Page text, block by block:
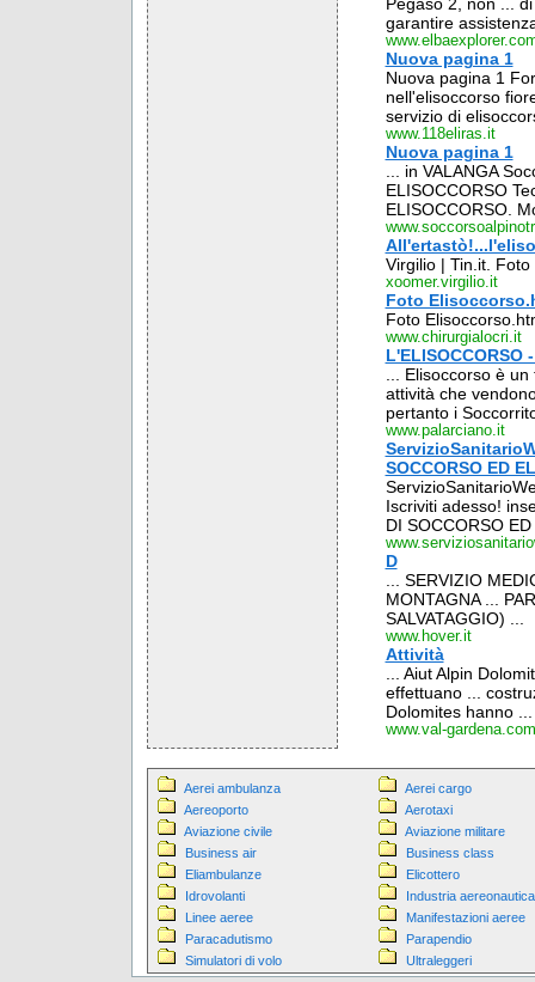
garantire
Nuova pagina 1
Nuova pagina 1
nell'elisoccorso
servizio di
www.118eliras.it
Nuova pagina 1
... in VALANGA
ELISOCCORSO
ELISOCCORSO.
Virgilio | Tin.it.
xoomer.virgilio.it
Foto
Foto
www.chirurgialocri.it
... Elisoccorso è
attività che
pertanto i
www.palarciano.it
SOCCORSO ED
Iscriviti adesso!
DI SOCCORSO
D
... SERVIZIO
MONTAGNA ...
SALVATAGGIO) ...
www.hover.it
Attività
... Aiut Alpin
effettuano ...
Dolomites hanno ...
www.val-gardena.com
Aerei ambulanza
Aerei cargo
Aereoporto
Aerotaxi
Aviazione civile
Aviazione militare
Business air
Business class
Eliambulanze
Elicottero
Idrovolanti
Industria aereonautica
Linee aeree
Manifestazioni aeree
Paracadutismo
Parapendio
Simulatori di volo
Ultraleggeri